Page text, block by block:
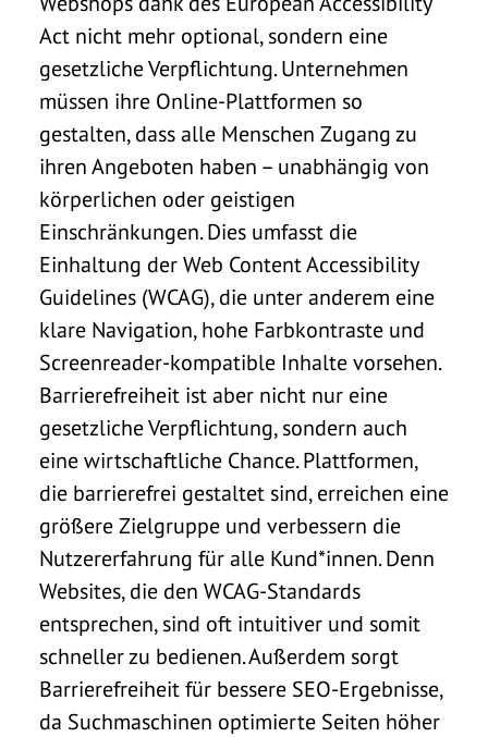
Act nicht mehr optional, sondern eine
gesetzliche Verpflichtung. Unternehmen
müssen ihre Online-Plattformen so
gestalten, dass alle Menschen Zugang zu
ihren Angeboten haben – unabhängig von
körperlichen oder geistigen
Einschränkungen. Dies umfasst die
Einhaltung der Web Content Accessibility
Guidelines (WCAG), die unter anderem eine
klare Navigation, hohe Farbkontraste und
Screenreader-kompatible Inhalte vorsehen.
Barrierefreiheit ist aber nicht nur eine
gesetzliche Verpflichtung, sondern auch
eine wirtschaftliche Chance. Plattformen,
die barrierefrei gestaltet sind, erreichen eine
größere Zielgruppe und verbessern die
Nutzererfahrung für alle Kund*innen. Denn
Websites, die den WCAG-Standards
entsprechen, sind oft intuitiver und somit
schneller zu bedienen. Außerdem sorgt
Barrierefreiheit für bessere SEO-Ergebnisse,
da Suchmaschinen optimierte Seiten höher